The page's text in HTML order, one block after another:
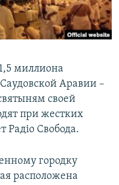
миллиона
Аравии –
своей
при жестких
Радіо Свобода.
городку
расположена